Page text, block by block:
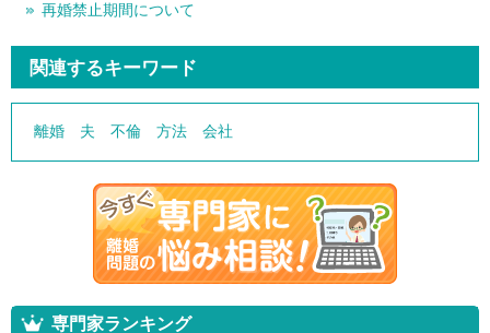
再婚禁止期間について
関連するキーワード
離婚 夫 不倫 方法 会社
専門家ランキング